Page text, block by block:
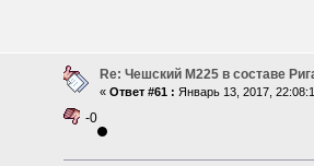
Re: Чешский М225 в составе
« Ответ #61 : Январь 13, 2017,
-0